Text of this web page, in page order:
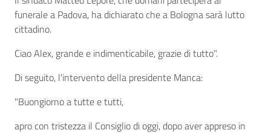
funerale a Padova, ha dichiarato che a Bologna sarà lutto
cittadino.
Ciao Alex, grande e indimenticabile, grazie di tutto".
Di seguito, l'intervento della presidente Manca:
"Buongiorno a tutte e tutti,
apro con tristezza il Consiglio di oggi, dopo aver appreso in